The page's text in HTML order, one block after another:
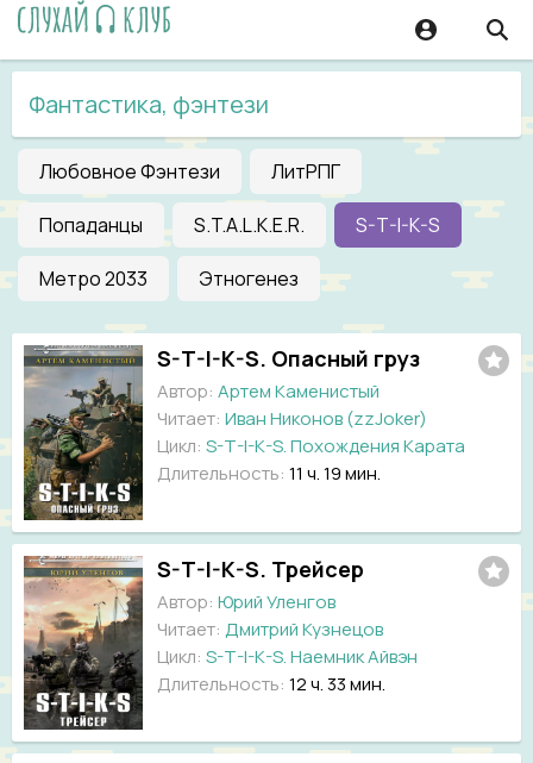
Фантастика, фэнтези
Любовное Фэнтези ЛитРПГ
Попаданцы S.T.A.L.K.E.R. S-T-I-K-S
Метро 2033 Этногенез
S-T-I-K-S. Опасный груз
Автор: Артем Каменистый
Читает: Иван Никонов (zzJoker)
Цикл: S-T-I-K-S. Похождения Карата
Длительность: 11 ч. 19 мин.
S-T-I-K-S. Трейсер
Автор: Юрий Уленгов
Читает: Дмитрий Кузнецов
Цикл: S-T-I-K-S. Наемник Айвэн
Длительность: 12 ч. 33 мин.